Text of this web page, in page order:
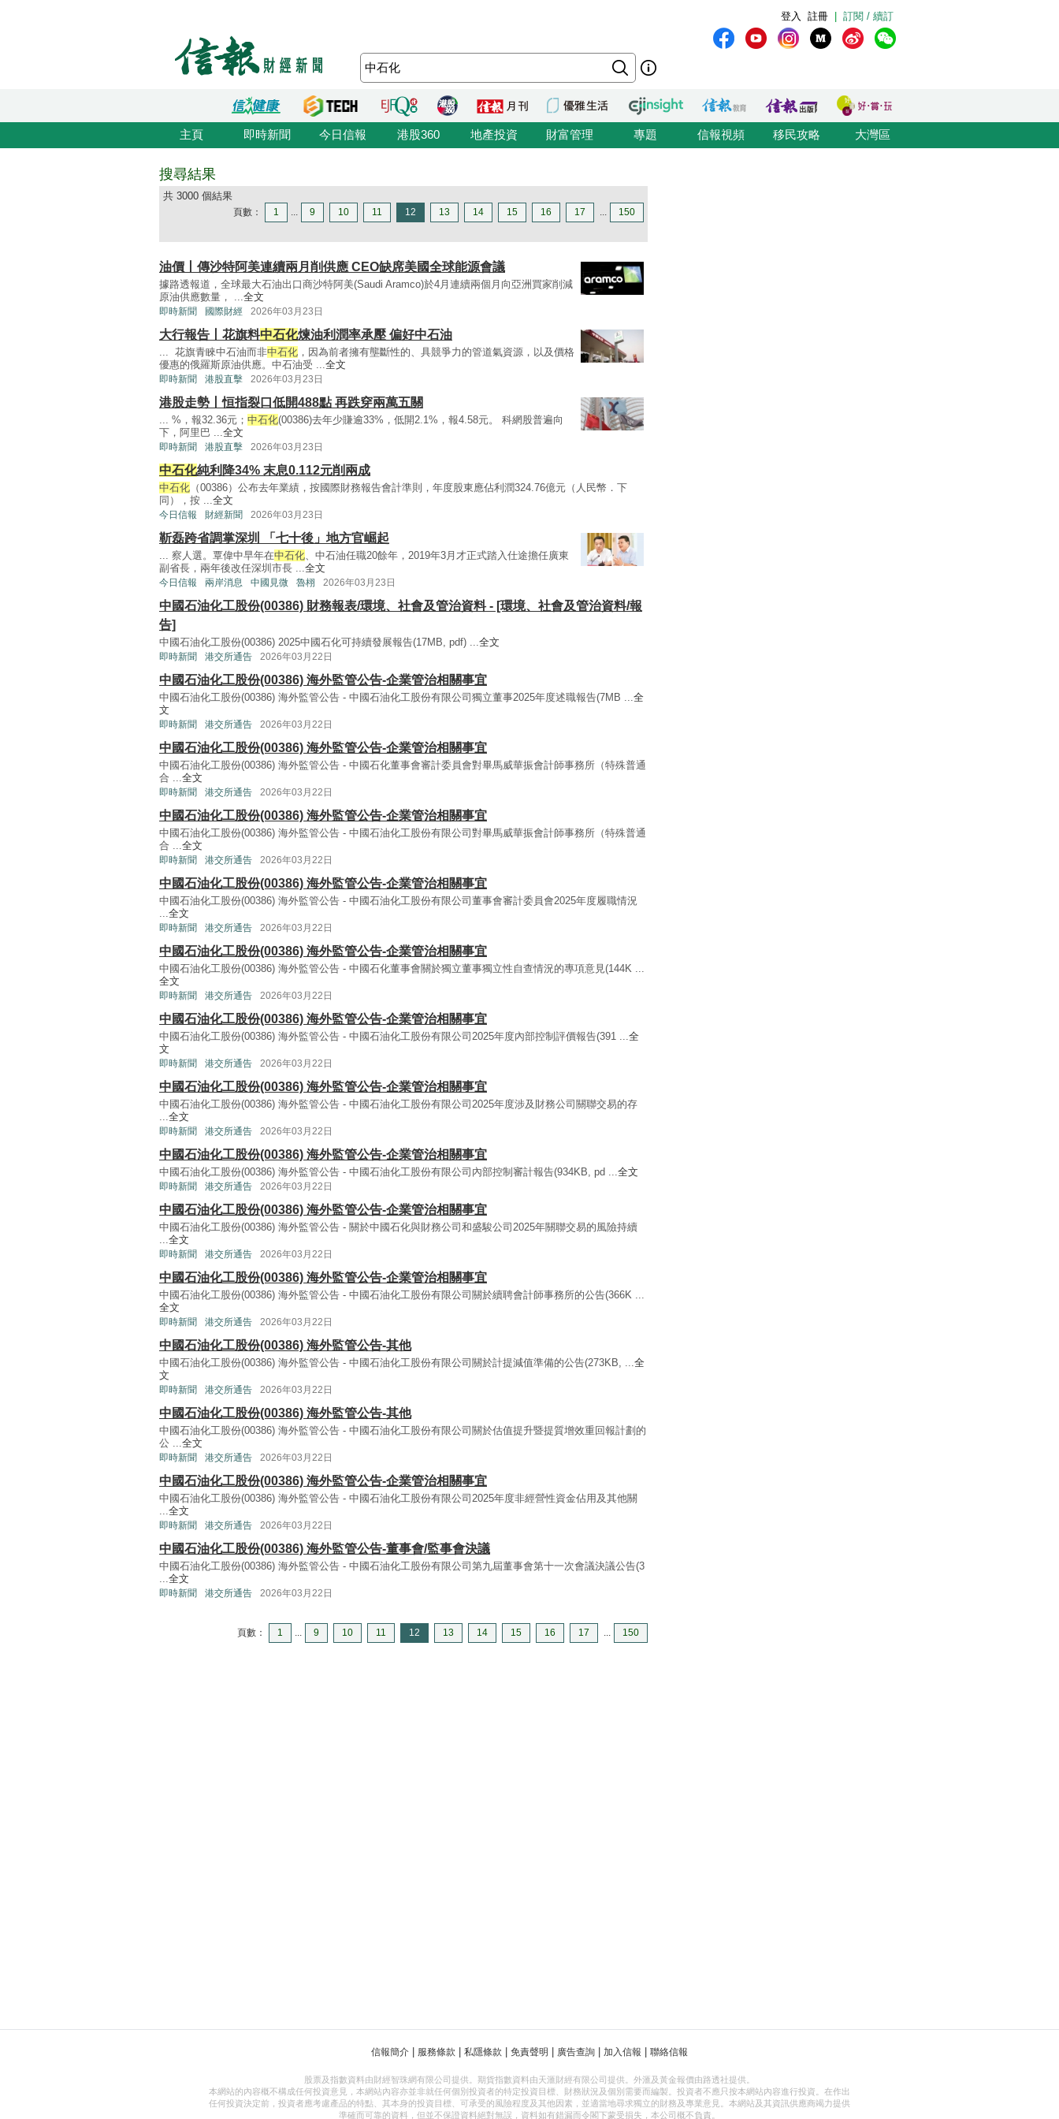
訂閱 / 續訂
註冊
登入
主頁 即時新聞 今日信報 港股360 地產投資 財富管理 專題 信報視頻 移民攻略 大灣區
搜尋結果
共 3000 個結果
頁數： 1 ... 9 10 11 12 13 14 15 16 17 ... 150
油價丨傳沙特阿美連續兩月削供應 CEO缺席美國全球能源會議
據路透報道，全球最大石油出口商沙特阿美(Saudi Aramco)於4月連續兩個月向亞洲買家削減
原油供應數量， ...全文
即時新聞 國際財經 2026年03月23日
大行報告丨花旗料中石化煉油利潤率承壓 偏好中石油
... 花旗青睞中石油而非中石化 ，因為前者擁有壟斷性的、具競爭力的管道氣資源，以及價格
優惠的俄羅斯原油供應。中石油受 ...全文
即時新聞 港股直擊 2026年03月23日
港股走勢丨恒指裂口低開488點 再跌穿兩萬五關
... %，報32.36元； 中石化(00386)去年少賺逾33%，低開2.1%，報4.58元。 科網股普遍向
下，阿里巴 ...全文
即時新聞 港股直擊 2026年03月23日
中石化純利降34% 末息0.112元削兩成
中石化 （00386）公布去年業績，按國際財務報告會計準則，年度股東應佔利潤324.76億元（人民幣．下
同），按 ...全文
今日信報 財經新聞 2026年03月23日
靳磊跨省調掌深圳 「七十後」地方官崛起
... 察人選。覃偉中早年在中石化、中石油任職20餘年，2019年3月才正式踏入仕途擔任廣東
副省長，兩年後改任深圳市長 ...全文
今日信報 兩岸消息 中國見微 魯栩 2026年03月23日
中國石油化工股份(00386) 財務報表/環境、社會及管治資料 - [環境、社會及管治資料/報
告]
中國石油化工股份(00386) 2025中國石化可持續發展報告(17MB, pdf) ...全文
即時新聞 港交所通告 2026年03月22日
中國石油化工股份(00386) 海外監管公告-企業管治相關事宜
中國石油化工股份(00386) 海外監管公告 - 中國石油化工股份有限公司獨立董事2025年度述職報告(7MB ...全
文
即時新聞 港交所通告 2026年03月22日
中國石油化工股份(00386) 海外監管公告-企業管治相關事宜
中國石油化工股份(00386) 海外監管公告 - 中國石化董事會審計委員會對畢馬威華振會計師事務所（特殊普通
合 ...全文
即時新聞 港交所通告 2026年03月22日
中國石油化工股份(00386) 海外監管公告-企業管治相關事宜
中國石油化工股份(00386) 海外監管公告 - 中國石油化工股份有限公司對畢馬威華振會計師事務所（特殊普通
合 ...全文
即時新聞 港交所通告 2026年03月22日
中國石油化工股份(00386) 海外監管公告-企業管治相關事宜
中國石油化工股份(00386) 海外監管公告 - 中國石油化工股份有限公司董事會審計委員會2025年度履職情況
...全文
即時新聞 港交所通告 2026年03月22日
中國石油化工股份(00386) 海外監管公告-企業管治相關事宜
中國石油化工股份(00386) 海外監管公告 - 中國石化董事會關於獨立董事獨立性自查情況的專項意見(144K ...
全文
即時新聞 港交所通告 2026年03月22日
中國石油化工股份(00386) 海外監管公告-企業管治相關事宜
中國石油化工股份(00386) 海外監管公告 - 中國石油化工股份有限公司2025年度內部控制評價報告(391 ...全
文
即時新聞 港交所通告 2026年03月22日
中國石油化工股份(00386) 海外監管公告-企業管治相關事宜
中國石油化工股份(00386) 海外監管公告 - 中國石油化工股份有限公司2025年度涉及財務公司關聯交易的存
...全文
即時新聞 港交所通告 2026年03月22日
中國石油化工股份(00386) 海外監管公告-企業管治相關事宜
中國石油化工股份(00386) 海外監管公告 - 中國石油化工股份有限公司內部控制審計報告(934KB, pd ...全文
即時新聞 港交所通告 2026年03月22日
中國石油化工股份(00386) 海外監管公告-企業管治相關事宜
中國石油化工股份(00386) 海外監管公告 - 關於中國石化與財務公司和盛駿公司2025年關聯交易的風險持續
...全文
即時新聞 港交所通告 2026年03月22日
中國石油化工股份(00386) 海外監管公告-企業管治相關事宜
中國石油化工股份(00386) 海外監管公告 - 中國石油化工股份有限公司關於續聘會計師事務所的公告(366K ...
全文
即時新聞 港交所通告 2026年03月22日
中國石油化工股份(00386) 海外監管公告-其他
中國石油化工股份(00386) 海外監管公告 - 中國石油化工股份有限公司關於計提減值準備的公告(273KB, ...全
文
即時新聞 港交所通告 2026年03月22日
中國石油化工股份(00386) 海外監管公告-其他
中國石油化工股份(00386) 海外監管公告 - 中國石油化工股份有限公司關於估值提升暨提質增效重回報計劃的
公 ...全文
即時新聞 港交所通告 2026年03月22日
中國石油化工股份(00386) 海外監管公告-企業管治相關事宜
中國石油化工股份(00386) 海外監管公告 - 中國石油化工股份有限公司2025年度非經營性資金佔用及其他關
...全文
即時新聞 港交所通告 2026年03月22日
中國石油化工股份(00386) 海外監管公告-董事會/監事會決議
中國石油化工股份(00386) 海外監管公告 - 中國石油化工股份有限公司第九屆董事會第十一次會議決議公告(3
...全文
即時新聞 港交所通告 2026年03月22日
頁數： 1 ... 9 10 11 12 13 14 15 16 17 ... 150
信報簡介 服務條款 私隱條款 免責聲明 廣告查詢 加入信報 聯絡信報
股票及指數資料由財經智珠網有限公司提供。期貨指數資料由天滙財經有限公司提供。外滙及黃金報價由路透社提供。
本網站的內容概不構成任何投資意見，本網站內容亦並非就任何個別投資者的特定投資目標、財務狀況及個別需要而編製。投資者不應只按本網站內容進行投資。在作出
任何投資決定前，投資者應考慮產品的特點、其本身的投資目標、可承受的風險程度及其他因素，並適當地尋求獨立的財務及專業意見。本網站及其資訊供應商竭力提供
準確而可靠的資料，但並不保證資料絕對無誤，資料如有錯漏而令閣下蒙受損失，本公司概不負責。